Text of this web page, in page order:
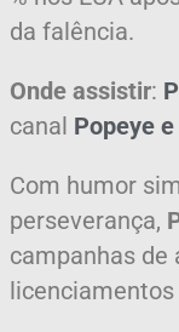
da falência.
Onde assistir:
canal Popeye
Com humor
perseverança,
campanhas de